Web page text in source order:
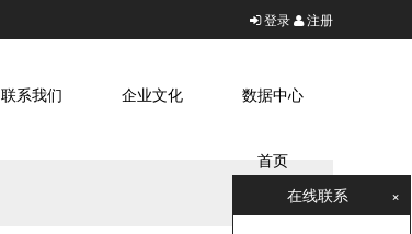
登录 注册
数据中心
企业文化
联系我们
首页
在线联系 ×